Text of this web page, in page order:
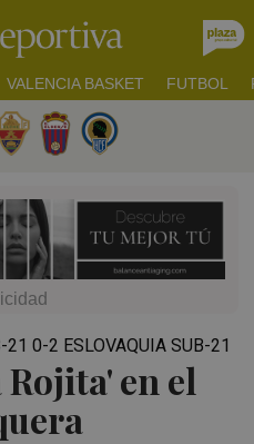
VALENCIA BASKET FUTBOL
en el
0-2 ESLOVAQUIA SUB-21